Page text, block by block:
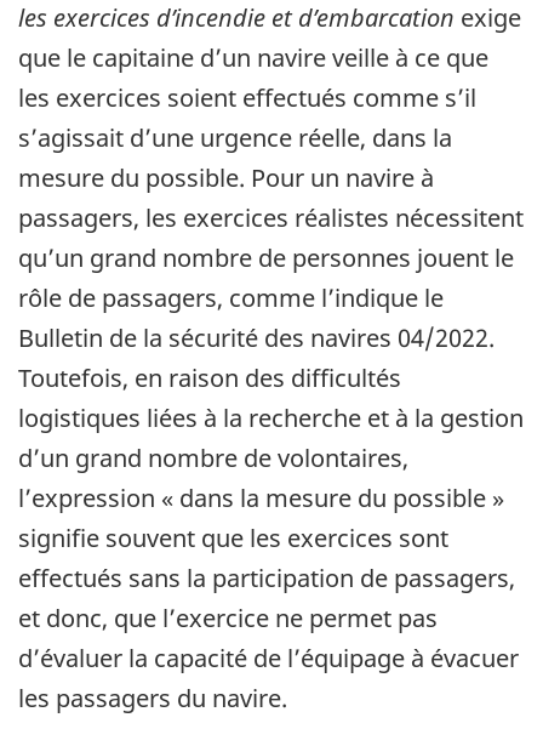
les exercices d’incendie et d’embarcation exige
que le capitaine d’un navire veille à ce que
les exercices soient effectués comme s’il
s’agissait d’une urgence réelle, dans la
mesure du possible. Pour un navire à
passagers, les exercices réalistes nécessitent
qu’un grand nombre de personnes jouent le
rôle de passagers, comme l’indique le
Bulletin de la sécurité des navires 04/2022.
Toutefois, en raison des difficultés
logistiques liées à la recherche et à la gestion
d’un grand nombre de volontaires,
l’expression « dans la mesure du possible »
signifie souvent que les exercices sont
effectués sans la participation de passagers,
et donc, que l’exercice ne permet pas
d’évaluer la capacité de l’équipage à évacuer
les passagers du navire.